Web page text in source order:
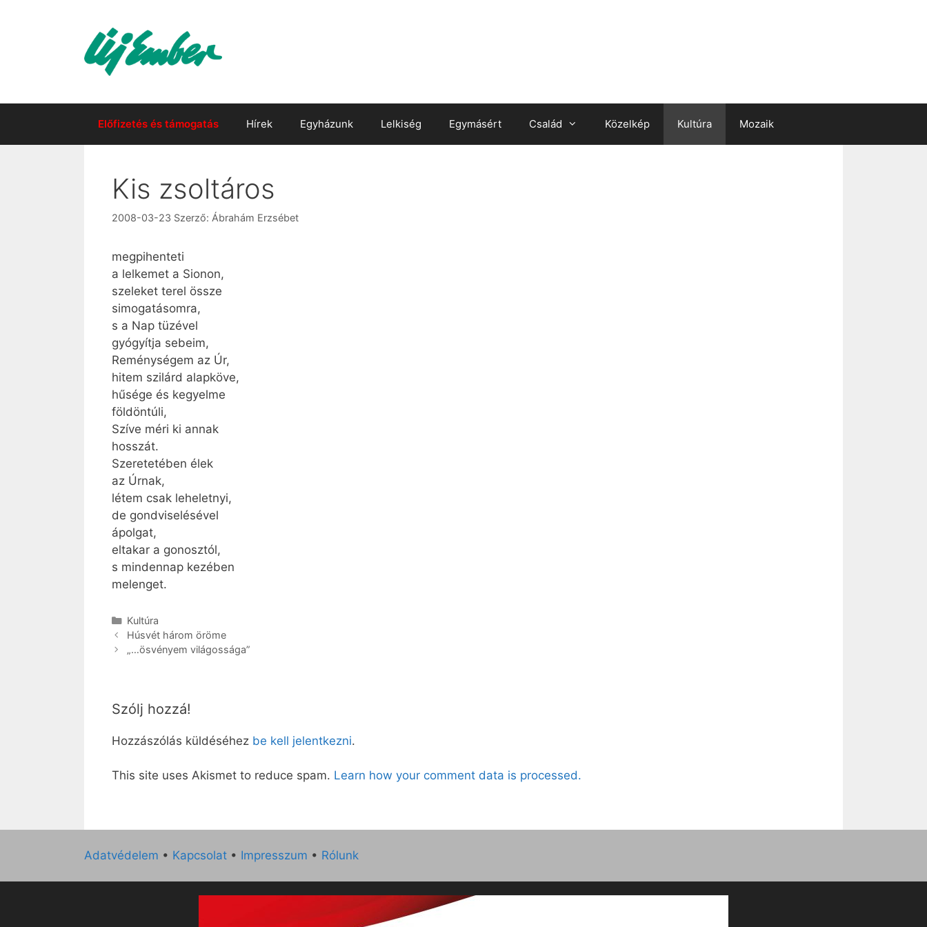
Előfizetés és támogatás Hírek Egyházunk Lelkiség Egymásért Család Közelkép Kultúra Mozaik
Kis zsoltáros
2008-03-23 Szerző: Ábrahám Erzsébet
megpihenteti
a lelkemet a Sionon,
szeleket terel össze
simogatásomra,
s a Nap tüzével
gyógyítja sebeim,
Reménységem az Úr,
hitem szilárd alapköve,
hűsége és kegyelme
földöntúli,
Szíve méri ki annak
hosszát.
Szeretetében élek
az Úrnak,
létem csak leheletnyi,
de gondviselésével
ápolgat,
eltakar a gonosztól,
s mindennap kezében
melenget.
Kategória
Kultúra
Húsvét három öröme
„…ösvényem világossága”
Szólj hozzá!
Hozzászólás küldéséhez be kell jelentkezni.
This site uses Akismet to reduce spam. Learn how your comment data is processed.
Adatvédelem • Kapcsolat • Impresszum • Rólunk